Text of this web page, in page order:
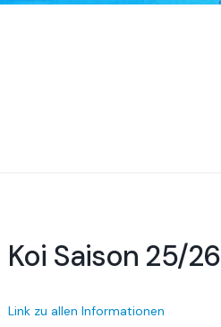
Koi Saison 25/26
Link zu allen Informationen